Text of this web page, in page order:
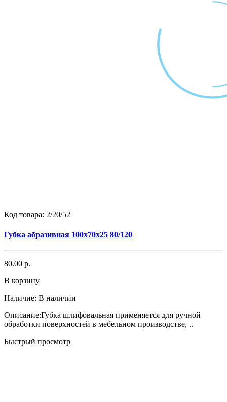
Код товара: 2/20/52
Губка абразивная 100х70х25 80/120
80.00 р.
В корзину
Наличие: В наличии
Описание:Губка шлифовальная применяется для ручной
обработки поверхностей в мебельном производстве, ..
Быстрый просмотр